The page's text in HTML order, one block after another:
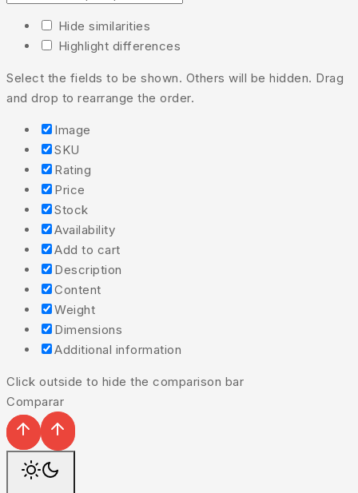
Hide similarities
Highlight differences
Select the fields to be shown. Others will be hidden. Drag
and drop to rearrange the order.
Image
SKU
Rating
Price
Stock
Availability
Add to cart
Description
Content
Weight
Dimensions
Additional information
Click outside to hide the comparison bar
Comparar